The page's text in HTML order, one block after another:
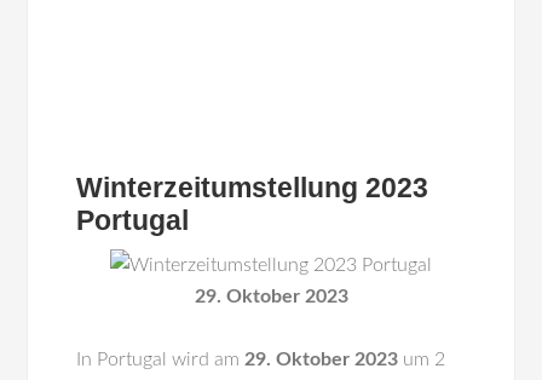
Winterzeitumstellung 2023
Portugal
29. Oktober 2023
In Portugal wird am 29. Oktober 2023 um 2